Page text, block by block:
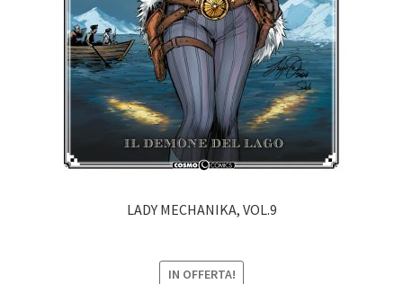
LADY MECHANIKA, VOL.9
IN OFFERTA!